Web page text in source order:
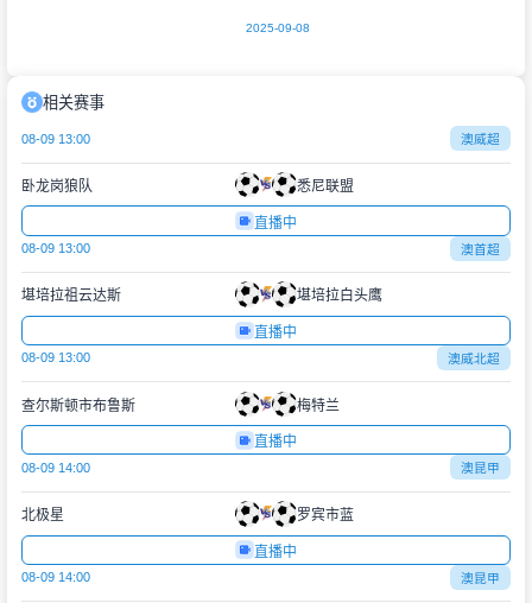
出色的
2025-09-08
相关赛事
08-09 13:00 澳威超
卧龙岗狼队 悉尼联盟
直播中
08-09 13:00 澳首超
堪培拉祖云达斯 堪培拉白头鹰
直播中
08-09 13:00 澳威北超
查尔斯顿市布鲁斯 梅特兰
直播中
08-09 14:00 澳昆甲
北极星 罗宾市蓝
直播中
08-09 14:00 澳昆甲